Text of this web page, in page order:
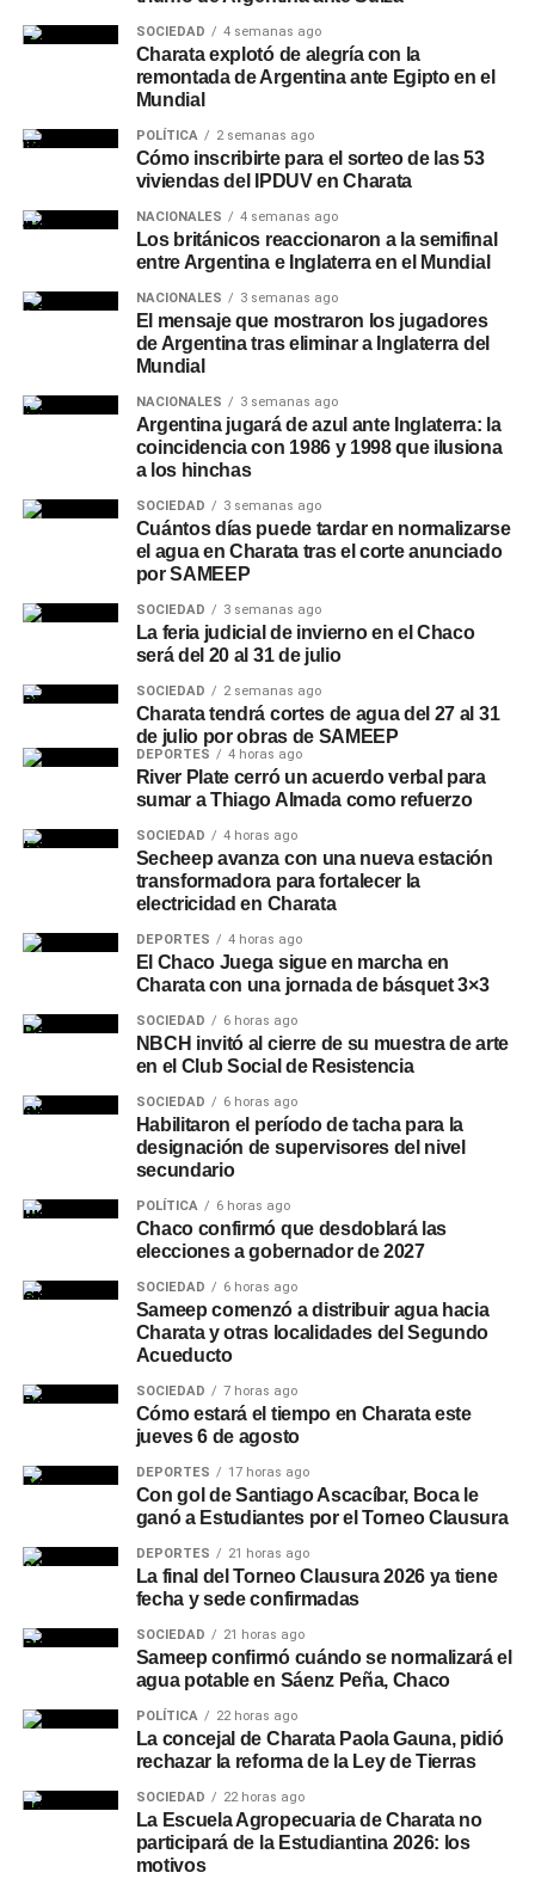
SOCIEDAD 4 semanas ago
Charata explotó de alegría con la
remontada de Argentina ante Egipto en el
Mundial
POLÍTICA 2 semanas ago
Cómo inscribirte para el sorteo de las 53
viviendas del IPDUV en Charata
NACIONALES 4 semanas ago
Los británicos reaccionaron a la semifinal
entre Argentina e Inglaterra en el Mundial
NACIONALES 3 semanas ago
El mensaje que mostraron los jugadores
de Argentina tras eliminar a Inglaterra del
Mundial
NACIONALES 3 semanas ago
Argentina jugará de azul ante Inglaterra: la
coincidencia con 1986 y 1998 que ilusiona
a los hinchas
SOCIEDAD 3 semanas ago
Cuántos días puede tardar en normalizarse
el agua en Charata tras el corte anunciado
por SAMEEP
SOCIEDAD 3 semanas ago
La feria judicial de invierno en el Chaco
será del 20 al 31 de julio
SOCIEDAD 2 semanas ago
Charata tendrá cortes de agua del 27 al 31
de julio por obras de SAMEEP
DEPORTES 4 horas ago
River Plate cerró un acuerdo verbal para
sumar a Thiago Almada como refuerzo
SOCIEDAD 4 horas ago
Secheep avanza con una nueva estación
transformadora para fortalecer la
electricidad en Charata
DEPORTES 4 horas ago
El Chaco Juega sigue en marcha en
Charata con una jornada de básquet 3×3
SOCIEDAD 6 horas ago
NBCH invitó al cierre de su muestra de arte
en el Club Social de Resistencia
SOCIEDAD 6 horas ago
Habilitaron el período de tacha para la
designación de supervisores del nivel
secundario
POLÍTICA 6 horas ago
Chaco confirmó que desdoblará las
elecciones a gobernador de 2027
SOCIEDAD 6 horas ago
Sameep comenzó a distribuir agua hacia
Charata y otras localidades del Segundo
Acueducto
SOCIEDAD 7 horas ago
Cómo estará el tiempo en Charata este
jueves 6 de agosto
DEPORTES 17 horas ago
Con gol de Santiago Ascacíbar, Boca le
ganó a Estudiantes por el Torneo Clausura
DEPORTES 21 horas ago
La final del Torneo Clausura 2026 ya tiene
fecha y sede confirmadas
SOCIEDAD 21 horas ago
Sameep confirmó cuándo se normalizará el
agua potable en Sáenz Peña, Chaco
POLÍTICA 22 horas ago
La concejal de Charata Paola Gauna, pidió
rechazar la reforma de la Ley de Tierras
SOCIEDAD 22 horas ago
La Escuela Agropecuaria de Charata no
participará de la Estudiantina 2026: los
motivos